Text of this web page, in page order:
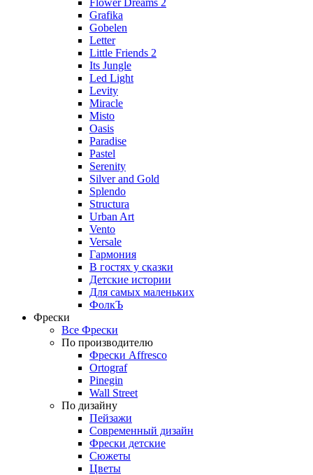
Flower Dreams 2
Grafika
Gobelen
Letter
Little Friends 2
Its Jungle
Led Light
Levity
Miracle
Misto
Oasis
Paradise
Pastel
Serenity
Silver and Gold
Splendo
Structura
Urban Art
Vento
Versale
Гармония
В гостях у сказки
Детские истории
Для самых маленьких
ФолкЪ
Фрески
Все Фрески
По производителю
Фрески Affresco
Ortograf
Pinegin
Wall Street
По дизайну
Пейзажи
Современный дизайн
Фрески детские
Сюжеты
Цветы